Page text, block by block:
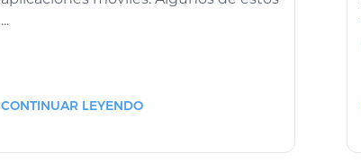
...
CONTINUAR LEYENDO